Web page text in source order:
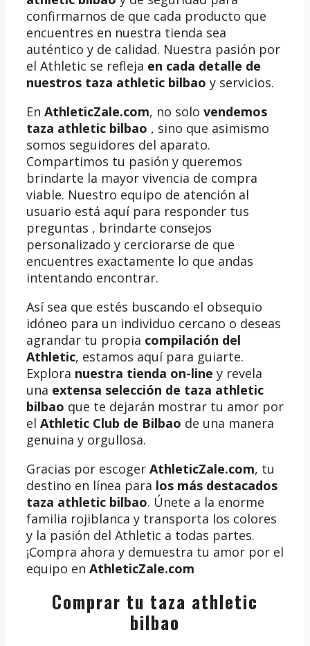
confirmarnos de que cada producto que
encuentres en nuestra tienda sea
auténtico y de calidad. Nuestra pasión por
el Athletic se refleja en cada detalle de
nuestros taza athletic bilbao y servicios.
En AthleticZale.com, no solo vendemos
taza athletic bilbao , sino que asimismo
somos seguidores del aparato.
Compartimos tu pasión y queremos
brindarte la mayor vivencia de compra
viable. Nuestro equipo de atención al
usuario está aquí para responder tus
preguntas , brindarte consejos
personalizado y cerciorarse de que
encuentres exactamente lo que andas
intentando encontrar.
Así sea que estés buscando el obsequio
idóneo para un individuo cercano o deseas
agrandar tu propia compilación del
Athletic, estamos aquí para guiarte.
Explora nuestra tienda on-line y revela
una extensa selección de taza athletic
bilbao que te dejarán mostrar tu amor por
el Athletic Club de Bilbao de una manera
genuina y orgullosa.
Gracias por escoger AthleticZale.com, tu
destino en línea para los más destacados
taza athletic bilbao. Únete a la enorme
familia rojiblanca y transporta los colores
y la pasión del Athletic a todas partes.
¡Compra ahora y demuestra tu amor por el
equipo en AthleticZale.com
Comprar tu taza athletic
bilbao